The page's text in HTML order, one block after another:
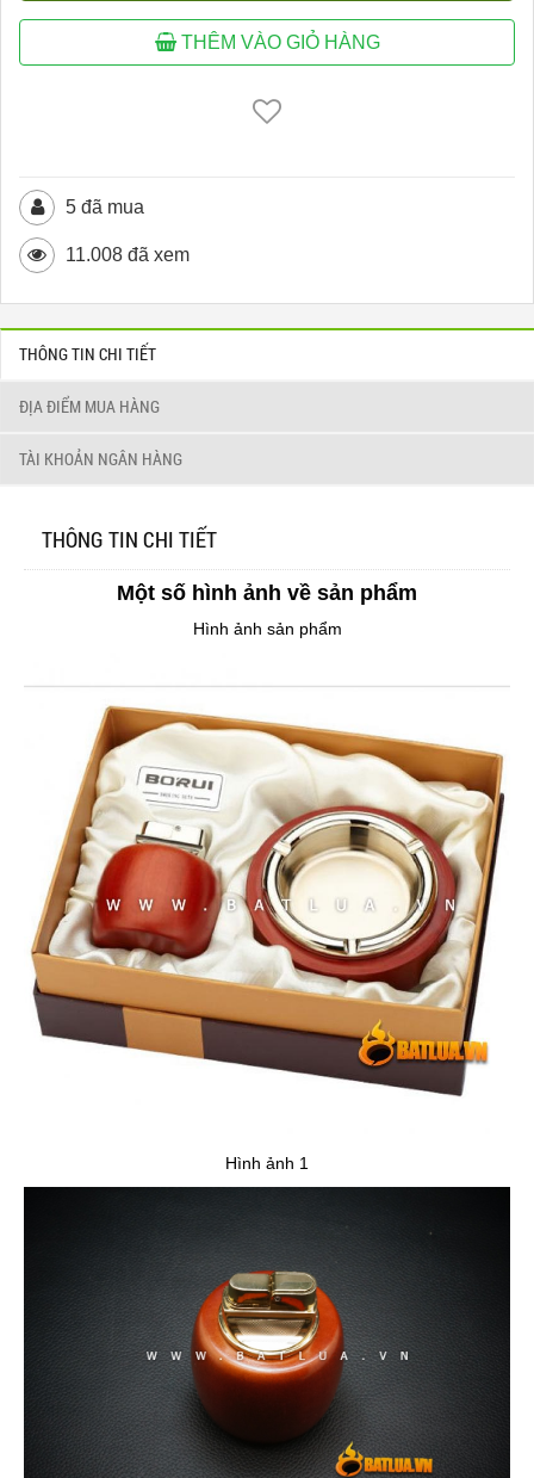
THÊM VÀO GIỎ HÀNG
5 đã mua
11.008 đã xem
THÔNG TIN CHI TIẾT
ĐỊA ĐIỂM MUA HÀNG
TÀI KHOẢN NGÂN HÀNG
THÔNG TIN CHI TIẾT
Một số hình ảnh về sản phẩm
Hình ảnh sản phẩm
Hình ảnh 1